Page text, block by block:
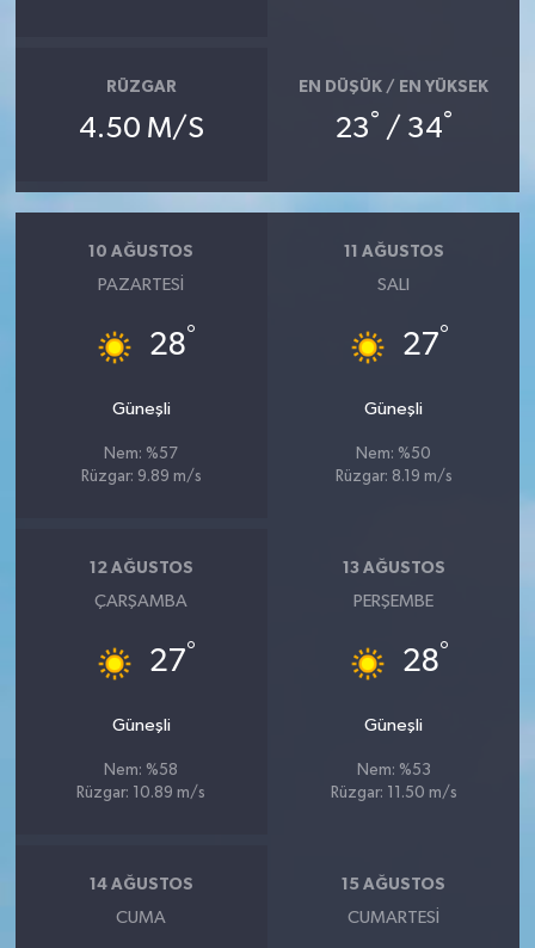
RÜZGAR
4.50 M/S
EN DÜŞÜK / EN YÜKSEK
23° / 34°
10 AĞUSTOS
PAZARTESI
28°
Güneşli
Nem: %57
Rüzgar: 9.89 m/s
11 AĞUSTOS
SALI
27°
Güneşli
Nem: %50
Rüzgar: 8.19 m/s
12 AĞUSTOS
ÇARŞAMBA
27°
Güneşli
Nem: %58
Rüzgar: 10.89 m/s
13 AĞUSTOS
PERŞEMBE
28°
Güneşli
Nem: %53
Rüzgar: 11.50 m/s
14 AĞUSTOS
CUMA
15 AĞUSTOS
CUMARTESI